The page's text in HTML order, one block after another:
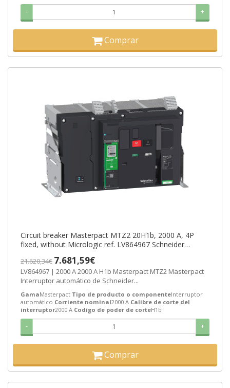
- +
Comprar
Circuit breaker Masterpact MTZ2 20H1b, 2000 A, 4P
fixed, without Micrologic ref. LV864967 Schneider
21.620,34€ 7.681,59€
LV864967 | 2000 A 2000 A H1b Masterpact MTZ2 Masterpact
Interruptor automático de Schneider...
GamaMasterpact Tipo de producto o componenteInterruptor
automático Corriente nominal2000 A Calibre de corte del
interruptor2000 A Codigo de poder de corteH1b
- +
Comprar